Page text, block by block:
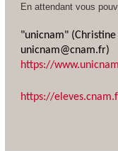
En attendant vous
"unicnam"
unicnam@cnam.fr)
https://
https://